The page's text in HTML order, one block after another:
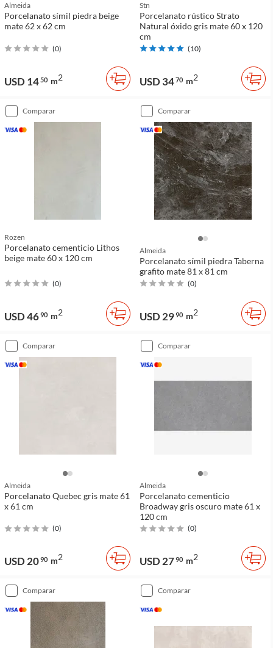
Almeida
Porcelanato símil piedra beige
mate 62 x 62 cm
(0)
USD 1450 m2
Stn
Porcelanato rústico Strato
Natural óxido gris mate 60 x 120
cm
(10)
USD 3470 m2
comparar
Rozen
Porcelanato cementicio Lithos
beige mate 60 x 120 cm
(0)
USD 4690 m2
comparar
Almeida
Porcelanato símil piedra Taberna
grafito mate 81 x 81 cm
(0)
USD 2990 m2
comparar
Almeida
Porcelanato Quebec gris mate 61
x 61 cm
(0)
USD 2090 m2
comparar
Almeida
Porcelanato cementicio
Broadway gris oscuro mate 61 x
120 cm
(0)
USD 2790 m2
comparar comparar